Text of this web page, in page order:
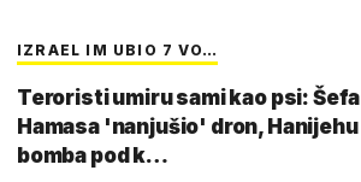
IZRAEL IM UBIO 7 VO…
Teroristi umiru sami kao psi: Šefa
Hamasa 'nanjušio' dron, Hanijehu
bomba pod k…